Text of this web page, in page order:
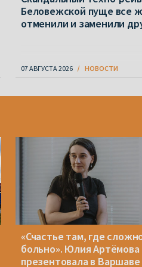
Беловежской пуще все
отменили и заменили
07 АВГУСТА 2026 НОВОСТИ
«Счастье там, где
больно». Юлия Артёмова
презентовала в Варшаве